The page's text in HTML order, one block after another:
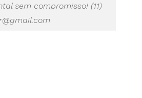
sem compromisso! (11)